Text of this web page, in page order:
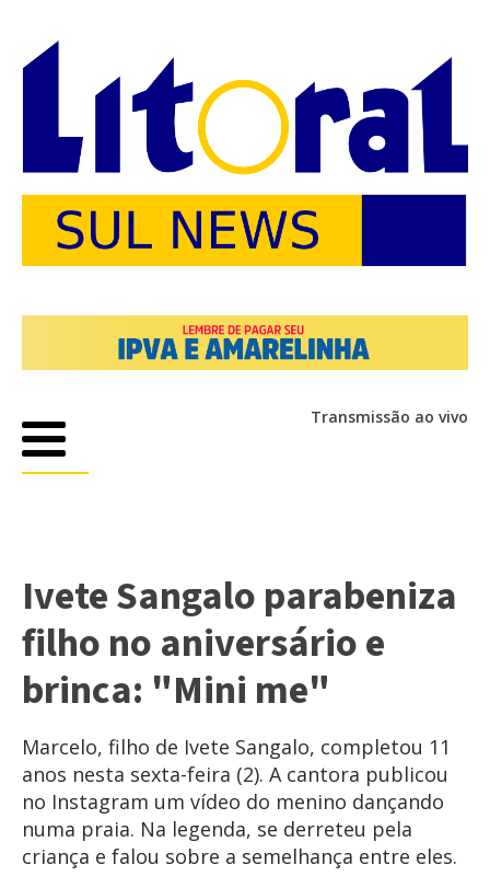
Transmissão ao vivo
Ivete Sangalo parabeniza
filho no aniversário e
brinca: "Mini me"
Marcelo, filho de Ivete Sangalo, completou 11
anos nesta sexta-feira (2). A cantora publicou
no Instagram um vídeo do menino dançando
numa praia. Na legenda, se derreteu pela
criança e falou sobre a semelhança entre eles.